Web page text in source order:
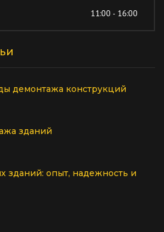
11:00 - 16:00
демонтажа конструкций
зданий
зданий: опыт, надежность и